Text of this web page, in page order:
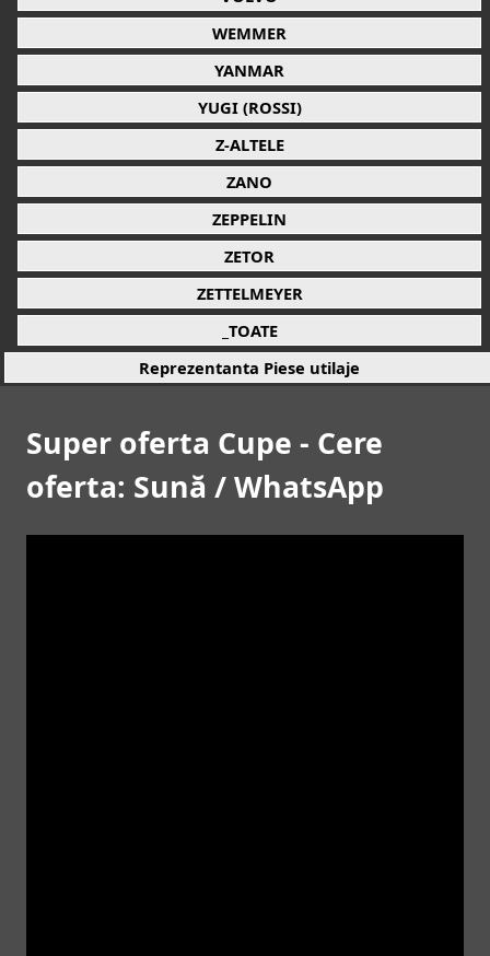
WEMMER
YANMAR
YUGI (ROSSI)
Z-ALTELE
ZANO
ZEPPELIN
ZETOR
ZETTELMEYER
_TOATE
Reprezentanta Piese utilaje
Super oferta Cupe - Cere
oferta: Sună / WhatsApp